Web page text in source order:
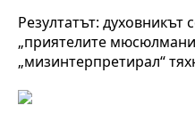
Резултатът: духовникът
„приятелите
„мизинтерпретирал“